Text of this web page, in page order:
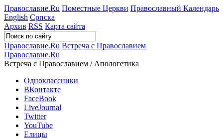
Православие.Ru Поместные Церкви Православный Календарь
English Српска
Архив RSS Карта сайта
Православие.Ru Встреча с Православием
Православие.Ru
Встреча с Православием / Апологетика
Одноклассники
ВКонтакте
FaceBook
LiveJournal
Twitter
YouTube
Елицы